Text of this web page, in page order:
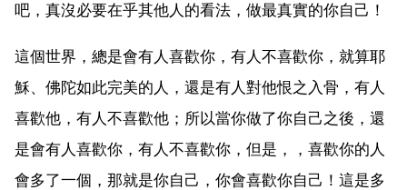
吧，真沒必要在乎其他人的看法，做最真實的你自己！
這個世界，總是會有人喜歡你，有人不喜歡你，就算耶
穌、佛陀如此完美的人，還是有人對他恨之入骨，有人
喜歡他，有人不喜歡他；所以當你做了你自己之後，還
是會有人喜歡你，有人不喜歡你，但是，，喜歡你的人
會多了一個，那就是你自己，你會喜歡你自己！這是多